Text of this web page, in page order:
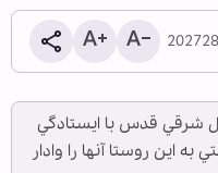
شرقي قدس با ايستادگي
اين روستا آنها را وادار